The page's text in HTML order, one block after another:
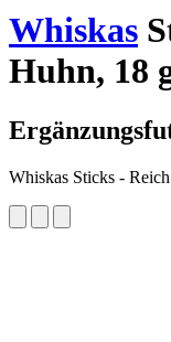
Whiskas
Huhn, 18
Whiskas Sticks -